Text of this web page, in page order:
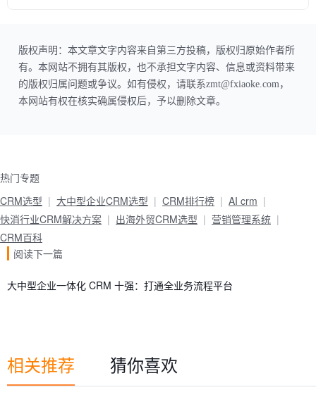
版权声明：本文章文字内容来自第三方投稿，版权归原始作者所
有。本网站不拥有其版权，也不承担文字内容、信息或资料带来
的版权归属问题或争议。如有侵权，请联系zmt@fxiaoke.com，
本网站有权在核实确属侵权后，予以删除文章。
热门专题
CRM选型
大中型企业CRM选型 CRM排行榜
AI crm
快消行业CRM解决方案
出海外贸CRM选型
营销管理系统
CRM百科
阅读下一篇
大中型企业一体化 CRM 十强：打通全业务流程平台
相关推荐 猜你喜欢